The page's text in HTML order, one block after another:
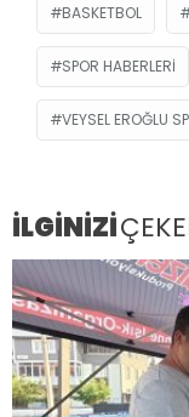
BASKETBOL
SPOR HABERLERI
VEYSEL EROĞLU
İLGİNİZİ